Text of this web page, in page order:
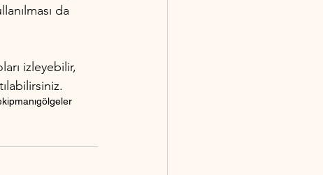
da
izleyebilir,
gölgeler